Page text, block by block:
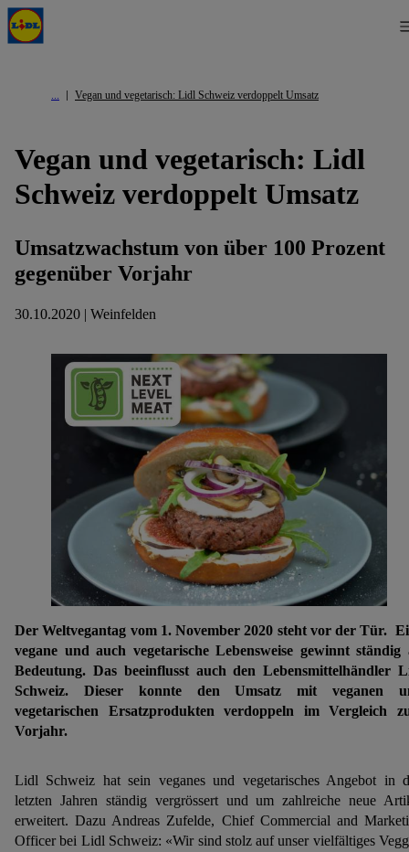
Vegan und vegetarisch: Lidl Schweiz verdoppelt Umsatz
Vegan und vegetarisch: Lidl
Schweiz verdoppelt Umsatz
Umsatzwachstum von über 100 Prozent
gegenüber Vorjahr
30.10.2020 | Weinfelden
Der Weltvegantag vom 1. November 2020 steht vor der Tür.
vegane und auch vegetarische Lebensweise gewinnt ständig
Bedeutung. Das beeinflusst auch den Lebensmittelhändler
Schweiz. Dieser konnte den Umsatz mit veganen
vegetarischen Ersatzprodukten verdoppeln im Vergleich
Vorjahr.
Lidl Schweiz hat sein veganes und vegetarisches Angebot in
letzten Jahren ständig vergrössert und um zahlreiche neue
erweitert. Dazu Andreas Zufelde, Chief Commercial and
Officer bei Lidl Schweiz: «Wir sind stolz auf unser vielfältiges